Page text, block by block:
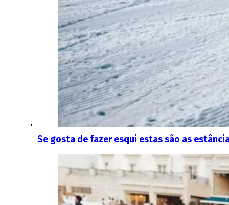
Se gosta de fazer esqui estas são as